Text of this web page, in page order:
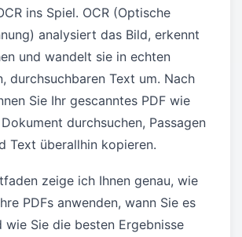
ins Spiel. OCR (Optische
analysiert das Bild, erkennt
und wandelt sie in echten
durchsuchbaren Text um. Nach
Sie Ihr gescanntes PDF wie
durchsuchen, Passagen
Text überallhin kopieren.
zeige ich Ihnen genau, wie
PDFs anwenden, wann Sie es
wie Sie die besten Ergebnisse